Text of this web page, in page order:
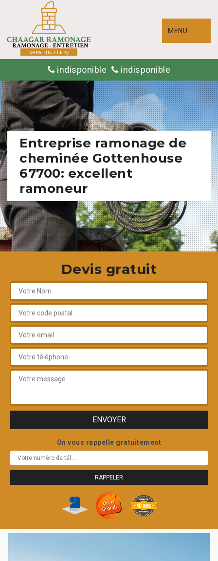
MENU
indisponible indisponible
Entreprise ramonage de
cheminée Gottenhouse
67700: excellent
ramoneur
Devis gratuit
On vous rappelle gratuitement